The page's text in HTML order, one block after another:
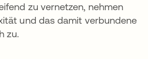
zu vernetzen, nehmen
und das damit verbundene
zu.